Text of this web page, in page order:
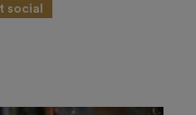
social